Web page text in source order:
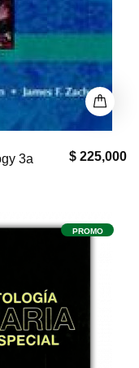
$ 225,000
3a
PROMO